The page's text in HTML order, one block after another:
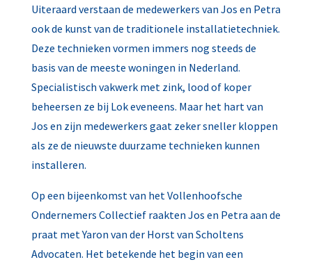
Uiteraard verstaan de medewerkers van Jos en Petra
ook de kunst van de traditionele installatietechniek.
Deze technieken vormen immers nog steeds de
basis van de meeste woningen in Nederland.
Specialistisch vakwerk met zink, lood of koper
beheersen ze bij Lok eveneens. Maar het hart van
Jos en zijn medewerkers gaat zeker sneller kloppen
als ze de nieuwste duurzame technieken kunnen
installeren.
Op een bijeenkomst van het Vollenhoofsche
Ondernemers Collectief raakten Jos en Petra aan de
praat met Yaron van der Horst van Scholtens
Advocaten. Het betekende het begin van een